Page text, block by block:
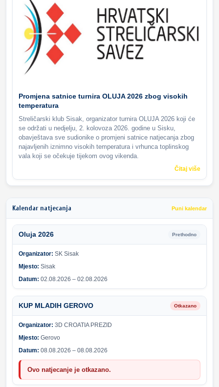
Promjena satnice turnira OLUJA 2026 zbog visokih
temperatura
Streličarski klub Sisak, organizator turnira OLUJA 2026 koji će
se održati u nedjelju, 2. kolovoza 2026. godine u Sisku,
obavještava sve sudionike o promjeni satnice natjecanja zbog
najavljenih iznimno visokih temperatura i vrhunca toplinskog
vala koji se očekuje tijekom ovog vikenda.
Čitaj više
Kalendar natjecanja Puni kalendar
Oluja 2026 Prethodno
Organizator: SK Sisak
Mjesto: Sisak
Datum: 02.08.2026 – 02.08.2026
KUP MLADIH GEROVO Otkazano
Organizator: 3D CROATIA PREZID
Mjesto: Gerovo
Datum: 08.08.2026 – 08.08.2026
Ovo natjecanje je otkazano.